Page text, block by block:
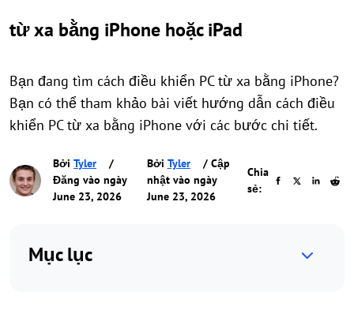
từ xa bằng iPhone hoặc iPad
Bạn đang tìm cách điều khiển PC từ xa bằng iPhone?
Bạn có thể tham khảo bài viết hướng dẫn cách điều
khiển PC từ xa bằng iPhone với các bước chi tiết.
Bởi Tyler
/
Đăng vào ngày
June 23, 2026
Bởi Tyler
/ Cập
nhật vào ngày
June 23, 2026
Chia
sẻ:
Mục lục